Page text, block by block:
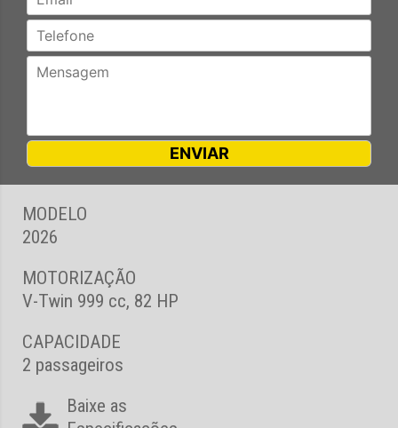
MODELO
2026
MOTORIZAÇÃO
V-Twin 999 cc, 82 HP
CAPACIDADE
2 passageiros
Baixe as